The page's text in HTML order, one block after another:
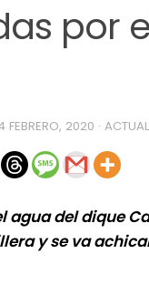
por
FEBRERO, 2020 ·
agua del dique
y se va